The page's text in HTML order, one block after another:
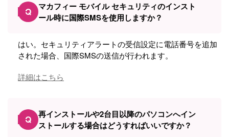
Q
マカフィー モバイル セキュリティのインスト
ール時に国際SMSを使用しますか？
はい。セキュリティアラートの受信設定に電話番号を追加
された場合、国際SMSの送信が行われます。
詳細はこちら
Q
再インストールや2台目以降のパソコンへイン
ストールする場合はどうすればいいですか？